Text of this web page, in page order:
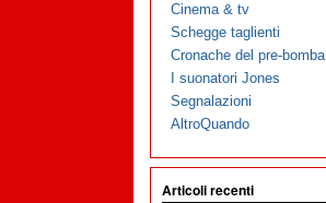
Cinema & tv
Schegge taglienti
Cronache del pre-bomba
I suonatori Jones
Segnalazioni
AltroQuando
Articoli recenti